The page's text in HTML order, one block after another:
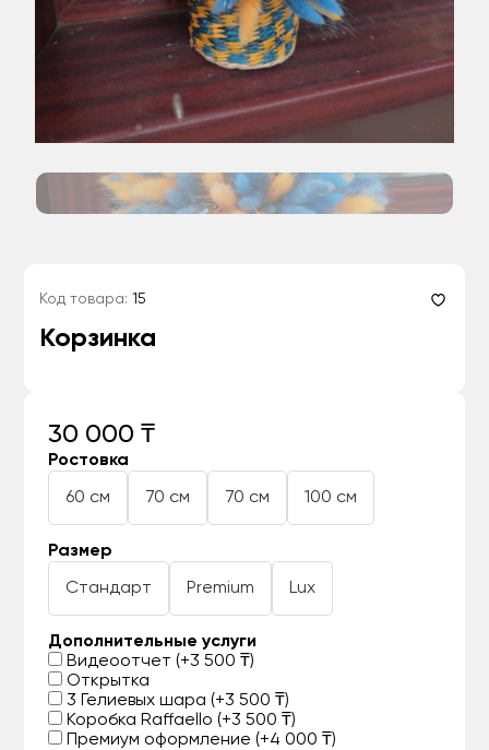
Код товара: 15
Корзинка
30 000 ₸
Ростовка
60 см 70 см 70 см 100 см
Размер
Стандарт Premium Lux
Дополнительные услуги
Видеоотчет (+3 500 ₸)
Открытка
3 Гелиевых шара (+3 500 ₸)
Коробка Raffaello (+3 500 ₸)
Премиум оформление (+4 000 ₸)